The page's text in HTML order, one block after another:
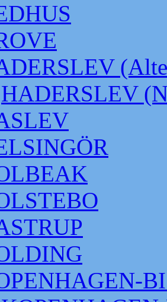
HADERSLEV